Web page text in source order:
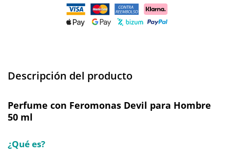
Descripción del producto
Perfume con Feromonas Devil para Hombre
50 ml
¿Qué es?